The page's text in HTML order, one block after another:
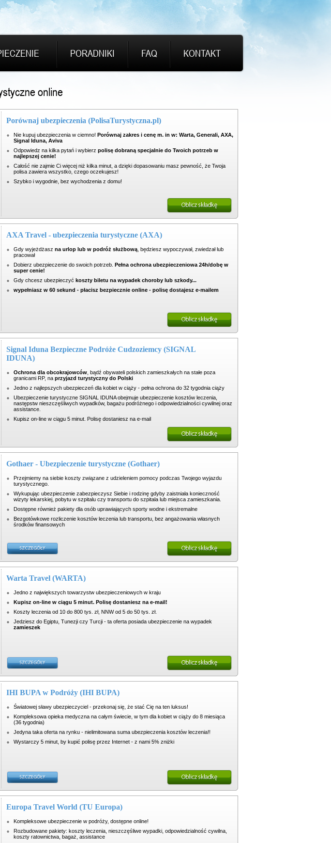
PORADNIKI FAQ KONTAKT
online
Porównaj ubezpieczenia (PolisaTurystyczna.pl)
Nie kupuj ubezpieczenia w ciemno! Porównaj zakres i cenę m. in w: Warta, Generali, AXA,
Signal Iduna, Aviva
Odpowiedz na kilka pytań i wybierz polisę dobraną specjalnie do Twoich potrzeb w
najlepszej cenie!
Całość nie zajmie Ci więcej niż kilka minut, a dzięki dopasowaniu masz pewność, że Twoja
polisa zawiera wszystko, czego oczekujesz!
Szybko i wygodnie, bez wychodzenia z domu!
AXA Travel - ubezpieczenia turystyczne (AXA)
Gdy wyjeżdżasz na urlop lub w podróż służbową , będziesz wypoczywał, zwiedzał lub
pracował
Dobierz ubezpieczenie do swoich potrzeb. Pełna ochrona ubezpieczeniowa 24h/dobę w
super cenie!
Gdy chcesz ubezpieczyć koszty biletu na wypadek choroby lub szkody...
wypełniasz w 60 sekund - płacisz bezpiecznie online - polisę dostajesz e-mailem
Signal Iduna Bezpieczne Podróże Cudzoziemcy (SIGNAL
IDUNA)
Ochrona dla obcokrajowców , bądź obywateli polskich zamieszkałych na stałe poza
granicami RP, na przyjazd turystyczny do Polski
Jedno z najlepszych ubezpieczeń dla kobiet w ciąży - pełna ochrona do 32 tygodnia ciąży
Ubezpieczenie turystyczne SIGNAL IDUNA obejmuje ubezpieczenie kosztów leczenia,
następstw nieszczęśliwych wypadków, bagażu podróżnego i odpowiedzialności cywilnej oraz
assistance.
Kupisz on-line w ciągu 5 minut. Polisę dostaniesz na e-mail
Gothaer - Ubezpieczenie turystyczne (Gothaer)
Przejmiemy na siebie koszty związane z udzieleniem pomocy podczas Twojego wyjazdu
turystycznego.
Wykupując ubezpieczenie zabezpieczysz Siebie i rodzinę gdyby zaistniała konieczność
wizyty lekarskiej, pobytu w szpitalu czy transportu do szpitala lub miejsca zamieszkania.
Dostępne również pakiety dla osób uprawiających sporty wodne i ekstremalne
Bezgotówkowe rozliczenie kosztów leczenia lub transportu, bez angażowania własnych
środków finansowych
Warta Travel (WARTA)
Jedno z największych towarzystw ubezpieczeniowych w kraju
Kupisz on-line w ciągu 5 minut. Polisę dostaniesz na e-mail!
Koszty leczenia od 10 do 800 tys. zł, NNW od 5 do 50 tys. zł.
Jedziesz do Egiptu, Tunezji czy Turcji - ta oferta posiada ubezpieczenie na wypadek
zamieszek
IHI BUPA w Podróży (IHI BUPA)
Światowej sławy ubezpieczyciel - przekonaj się, że stać Cię na ten luksus!
Kompleksowa opieka medyczna na całym świecie, w tym dla kobiet w ciąży do 8 miesiąca
(36 tygodnia)
Jedyna taka oferta na rynku - nielimitowana suma ubezpieczenia kosztów leczenia!!
Wystarczy 5 minut, by kupić polisę przez Internet - z nami 5% zniżki
Europa Travel World (TU Europa)
Kompleksowe ubezpieczenie w podróży, dostępne online!
Rozbudowane pakiety: koszty leczenia, nieszczęśliwe wypadki, odpowiedzialność cywilna,
koszty ratownictwa, bagaż, assistance